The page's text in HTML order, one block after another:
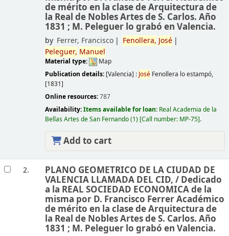
de mérito en la clase de Arquitectura de
la Real de Nobles Artes de S. Carlos. Año
1831 ; M. Peleguer lo grabó en Valencia.
by Ferrer, Francisco Fenollera, José
Peleguer, Manuel
Material type:
Map
Publication details: [Valencia] : JoséFenollera lo estampó,
[1831]
Online resources:787
Availability:Items available for loan: Real Academia de la
Bellas Artes de San Fernando(1) Call number: MP-75 .
Add to cart
2. PLANO GEOMETRICO DE LA CIUDAD DE
VALENCIA LLAMADA DEL CID, / Dedicado
a la REAL SOCIEDAD ECONOMICA de la
misma por D. Francisco Ferrer Académico
de mérito en la clase de Arquitectura de
la Real de Nobles Artes de S. Carlos. Año
1831 ; M. Peleguer lo grabó en Valencia.